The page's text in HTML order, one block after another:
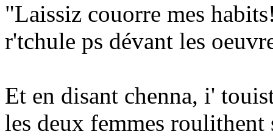
"Laissiz couorre mes
r'tchule ps dévant les
Et en disant chenna, i'
les deux femmes roulithent